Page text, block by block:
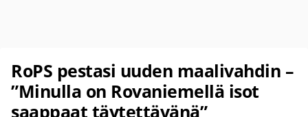
RoPS pestasi uuden maalivahdin –
”Minulla on Rovaniemellä isot
saappaat täytettävänä”